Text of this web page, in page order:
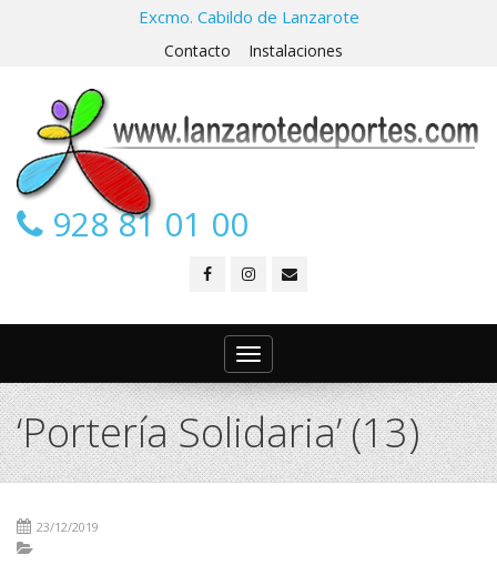
Excmo. Cabildo de Lanzarote
Contacto Instalaciones
928 81 01 00
Toggle
navigation
‘Portería Solidaria’ (13)
23/12/2019